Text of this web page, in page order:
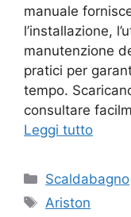
manuale
l’installazione,
manutenzione
pratici per
tempo.
consultare
Leggi tutto
Categorie
Scaldabagno
Tag
Ariston